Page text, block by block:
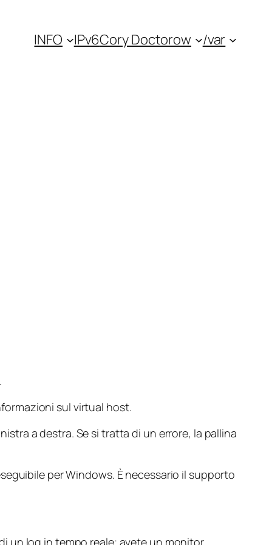
INFO IPv6Cory Doctorow /var
sul virtual host.
a destra. Se si tratta di un errore, la pallina
per Windows. È necessario il supporto